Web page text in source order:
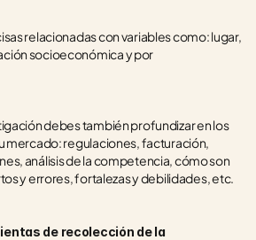
relacionadas con variables como: lugar,
socioeconómica y por
debes también profundizar en los
mercado: regulaciones, facturación,
análisis de la competencia, cómo son
y errores, fortalezas y debilidades, etc.
de recolección de la